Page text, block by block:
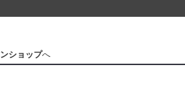
ショップへ